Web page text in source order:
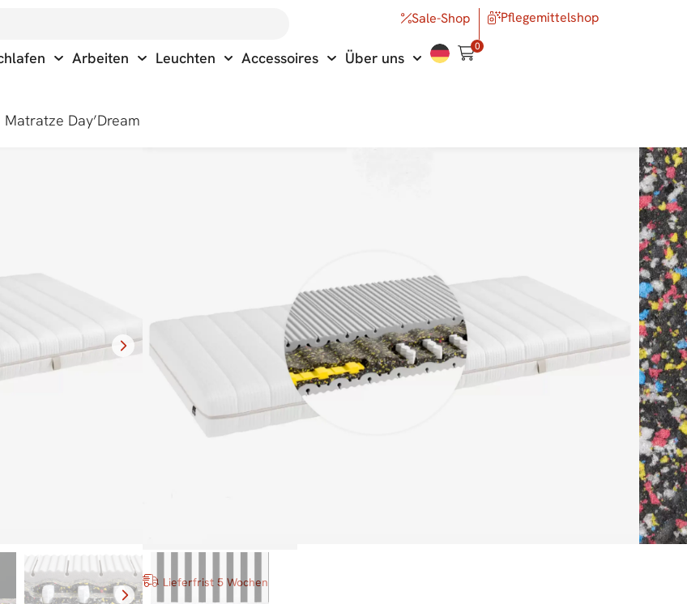
Sale-Shop Pflegemittelshop
Arbeiten Leuchten Accessoires Über uns
0
Day’Dream
2'230.00
Entdecken Sie weitere Ausführungen
Bei uns in der Filiale können Sie das Produkt auch in anderen
Ausführungen bestellen.
Marke
Lieferfrist 5 Wochen